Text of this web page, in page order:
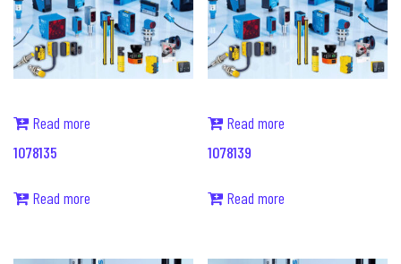
Read more
1078135
Read more
Read more
1078139
Read more